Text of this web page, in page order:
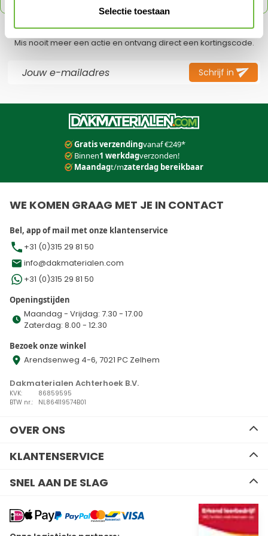
Selectie toestaan
SCHRIJF JE IN VOOR ONZE NIEUWSBRIEF
Mis nooit meer een actie en ontvang direct een kortingscode.
Schrijf in
Gratis verzendingvanaf €249*
Binnen1 werkdagverzonden!
Maandagt/mzaterdag bereikbaar
WE KOMEN GRAAG MET JE IN CONTACT
Bel, app of mail met onze klantenservice
+31 (0)315 29 81 50
info@dakmaterialen.com
+31 (0)315 29 81 50
Openingstijden
Maandag - Vrijdag: 7.30 - 17.00
Zaterdag: 8.00 - 12.30
Bezoek onze winkel
Arendsenweg 4-6, 7021 PC Zelhem
Dakmaterialen Achterhoek B.V.
KVK:
86859595
BTW nr.:
NL864119574B01
OVER ONS
Ons team
Advies
Disclaimer
KLANTENSERVICE
Zakelijk bestellen
Verzenden en retourneren
Betalen
SNEL AAN DE SLAG
Resitrix dakbedekking
Hertalan dakbedekking